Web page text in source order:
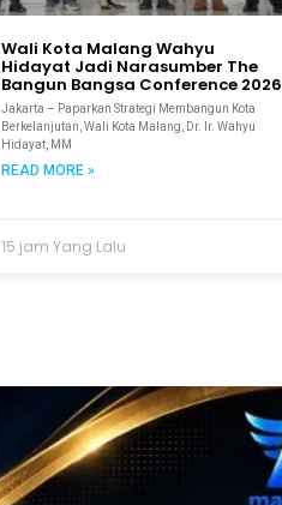
Wali Kota Malang Wahyu
Hidayat Jadi Narasumber The
Bangun Bangsa Conference 2026
Jakarta – Paparkan Strategi Membangun Kota
Berkelanjutan, Wali Kota Malang, Dr. Ir. Wahyu
Hidayat, MM
READ MORE »
15 jam Yang Lalu